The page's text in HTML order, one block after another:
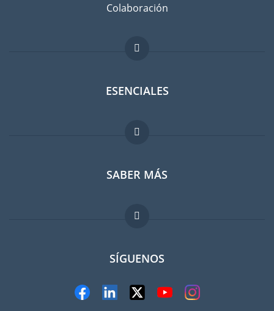
Colaboración
ESENCIALES
Foro para expatriados
Guia para expatriados
Trabajos en el extranjero
SABER MÁS
FAQ
SÍGUENOS